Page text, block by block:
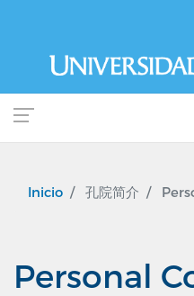
Inicio 孔院简介
Personal